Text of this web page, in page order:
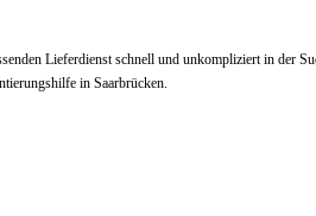
Lieferdienst schnell und unkompliziert in der
in Saarbrücken.